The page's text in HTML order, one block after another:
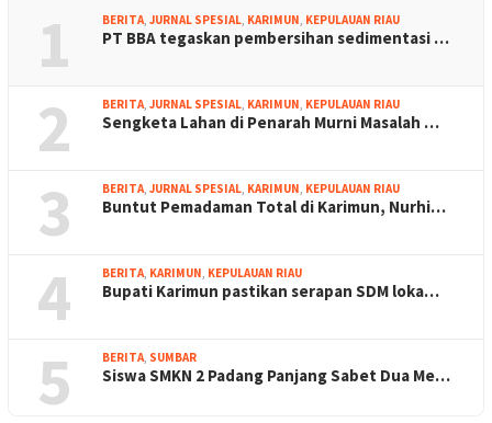
1 BERITA JURNAL SPESIAL KARIMUN KEPULAUAN RIAU
PT BBA tegaskan pembersihan sedimentasi …
2 BERITA JURNAL SPESIAL KARIMUN KEPULAUAN RIAU
Sengketa Lahan di Penarah Murni Masalah …
3 BERITA JURNAL SPESIAL KARIMUN KEPULAUAN RIAU
Buntut Pemadaman Total di Karimun, Nurhi…
4 BERITA KARIMUN KEPULAUAN RIAU
Bupati Karimun pastikan serapan SDM loka…
5 BERITA SUMBAR
Siswa SMKN 2 Padang Panjang Sabet Dua Me…